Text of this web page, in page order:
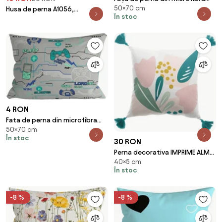
Husa de perna A1056,
CATMOSPHERE 50x70 cm,
colorat
50×70 cm
În stoc
4 RON
Fata de perna din microfibra
LOADING MODE 50x70 cm, gri
50×70 cm
În stoc
30 RON
Perna decorativa IMPRIME ALMA
40x40 cm, roz
40×5 cm
În stoc
-8 % -8 %